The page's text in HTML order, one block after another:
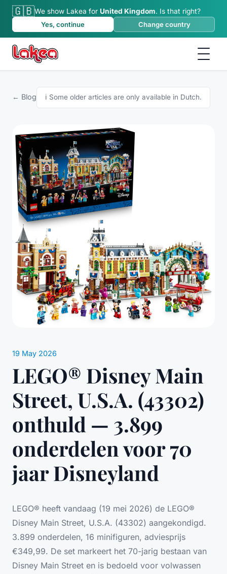
🇬🇧We show Lakea for United Kingdom. Is that right?
Yes, continue
Change country
← Blog ℹ️ Some older articles are only available in Dutch.
19 May 2026
LEGO® Disney Main
Street, U.S.A. (43302)
onthuld — 3.899
onderdelen voor 70
jaar Disneyland
LEGO® heeft vandaag (19 mei 2026) de LEGO®
Disney Main Street, U.S.A. (43302) aangekondigd.
3.899 onderdelen, 16 minifiguren, adviesprijs
€349,99. De set markeert het 70-jarig bestaan van
Disney Main Street en is bedoeld voor volwassen